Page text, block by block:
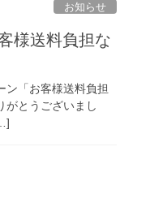
お知らせ
様送料負担な
ン「お客様送料負担
がとうございまし